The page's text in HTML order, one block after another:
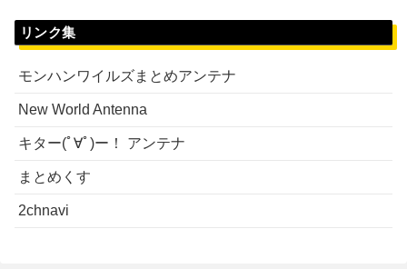
リンク集
モンハンワイルズまとめアンテナ
New World Antenna
キター(ﾟ∀ﾟ)ー！ アンテナ
まとめくす
2chnavi